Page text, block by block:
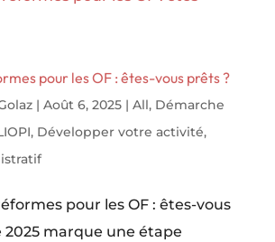
pour les OF : êtes-vous prêts ?
| Août 6, 2025| All, Démarche
, Développer votre activité,
pour les OF : êtes-vous
2025 marque une étape